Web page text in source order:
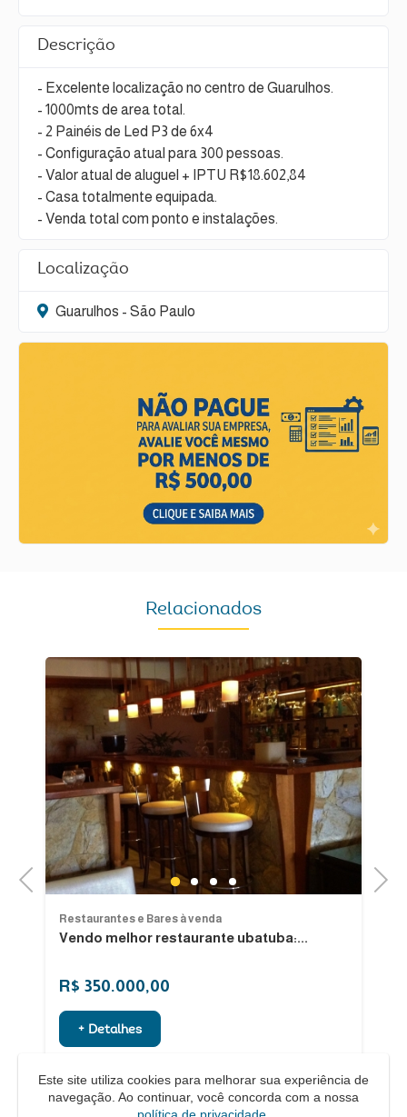
Descrição
- Excelente localização no centro de Guarulhos.
- 1000mts de area total.
- 2 Painéis de Led P3 de 6x4
- Configuração atual para 300 pessoas.
- Valor atual de aluguel + IPTU R$18.602,84
- Casa totalmente equipada.
- Venda total com ponto e instalações.
Localização
Guarulhos - São Paulo
Relacionados
Previous 1 2 3 4
Restaurantes e Bares à venda
Vendo melhor restaurante ubatuba:...
R$ 350.000,00
+ Detalhes
Next
Este site utiliza cookies para melhorar sua experiência de
navegação. Ao continuar, você concorda com a nossa